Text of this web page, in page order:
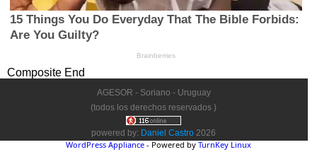
Composite End
AGESOR - Soriano - Uruguay
(todos los derechos reservados )
powered by: Daniel Castro 2026
WordPress Appliance- Powered byTurnKey Linux